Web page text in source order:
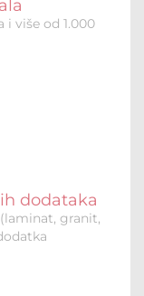
više od 1.000
dodataka
granit,